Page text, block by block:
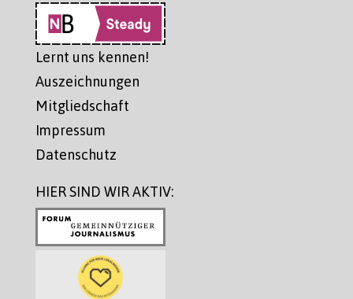
Lernt uns kennen!
Auszeichnungen
Mitgliedschaft
Impressum
Datenschutz
HIER SIND WIR AKTIV: